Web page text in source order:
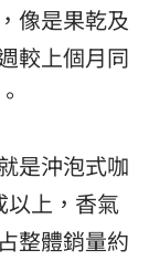
像是果乾及
較上個月同
是沖泡式咖
以上，香氣
整體銷量約